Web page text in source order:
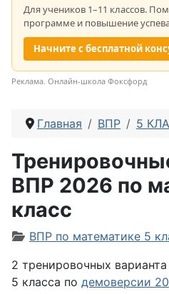
Для учеников 1–11 классов.
программе и повышение
Начните с бесплатной
Реклама. Онлайн-школа Фоксфорд
Главная ВПР 5
ВПР 2026 по
класс
Информация о материале
ВПР по математике 5
2 тренировочных
5 класса по демоверсии